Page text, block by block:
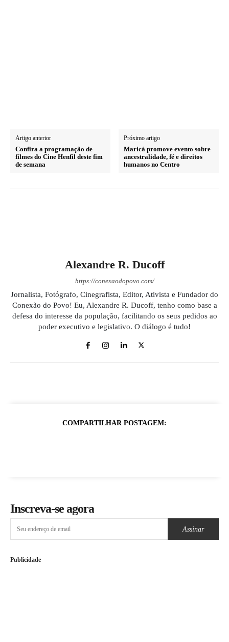
Artigo anterior
Confira a programação de
filmes do Cine Henfil deste fim
de semana
Próximo artigo
Maricá promove evento sobre
ancestralidade, fé e direitos
humanos no Centro
Alexandre R. Ducoff
https://conexaodopovo.com/
Jornalista, Fotógrafo, Cinegrafista, Editor, Ativista e Fundador do
Conexão do Povo! Eu, Alexandre R. Ducoff, tenho como base a
defesa do interesse da população, facilitando os seus pedidos ao
poder executivo e legislativo. O diálogo é tudo!
COMPARTILHAR POSTAGEM:
Inscreva-se agora
Assinar
Publicidade